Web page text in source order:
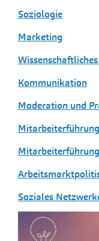
Soziologie
Marketing
Kommunikation
Moderation und
Soziales